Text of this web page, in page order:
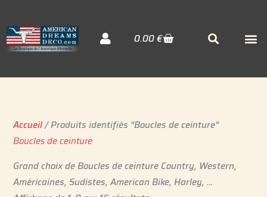
au
contenu
0.00€Cart
Accueil/ Produits identifiés “Boucles de ceinture”
Boucles de ceinture
Grand choix de Boucles de ceinture Country, Western,
Américaines, Sudistes, American Bike, Harley, …